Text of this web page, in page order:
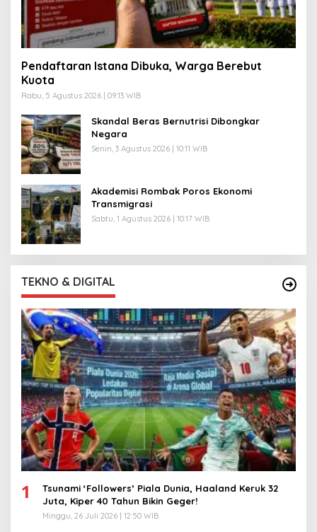
Pendaftaran Istana Dibuka, Warga Berebut
Kuota
Rabu, 5 Agustus 2026 | 09:13 WIB
Skandal Beras Bernutrisi Dibongkar
Negara
Senin, 3 Agustus 2026 | 10:11 WIB
Akademisi Rombak Poros Ekonomi
Transmigrasi
Sabtu, 1 Agustus 2026 | 10:17 WIB
TEKNO & DIGITAL
1
Tsunami ‘Followers’ Piala Dunia, Haaland Keruk 32
Juta, Kiper 40 Tahun Bikin Geger!
Minggu, 26 Juli 2026 | 12:50 WIB